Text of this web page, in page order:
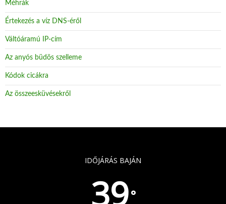
Méhrák
Értekezés a víz DNS-éről
Váltóáramú IP-cím
Az anyós büdös szelleme
Kódok cicákra
Az összeesküvésekről
IDŐJÁRÁS BAJÁN
39°